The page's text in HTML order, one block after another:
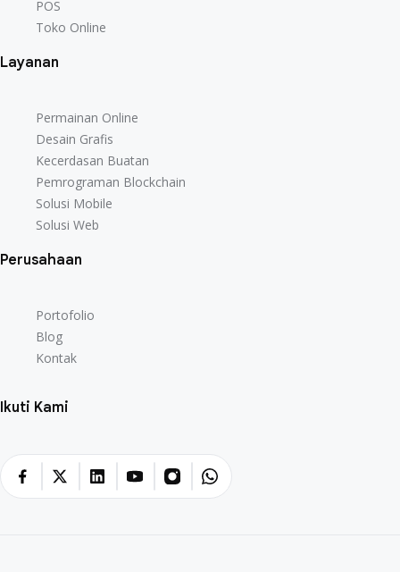
POS
Toko Online
Layanan
Permainan Online
Desain Grafis
Kecerdasan Buatan
Pemrograman Blockchain
Solusi Mobile
Solusi Web
Perusahaan
Portofolio
Blog
Kontak
Ikuti Kami